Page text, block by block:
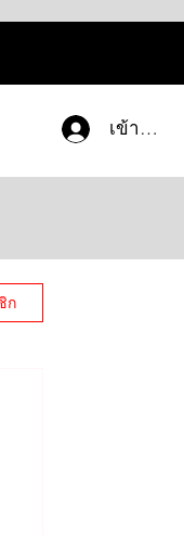
เข้าสู่ระบบ
ก